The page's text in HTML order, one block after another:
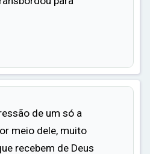
de um só a
meio dele, muito
recebem de Deus